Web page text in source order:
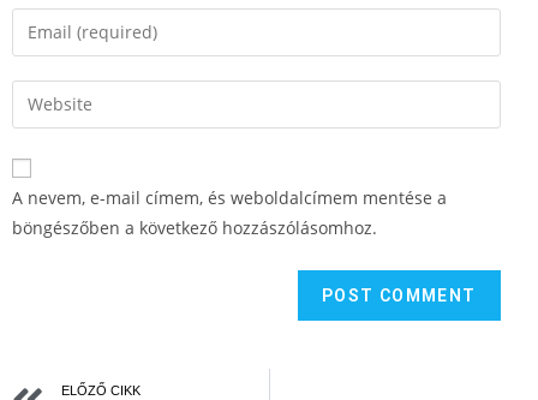
A nevem, e-mail címem, és weboldalcímem mentése a
böngészőben a következő hozzászólásomhoz.
ELŐZŐ CIKK